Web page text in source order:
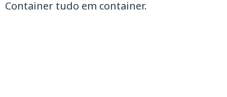
Container tudo em container.